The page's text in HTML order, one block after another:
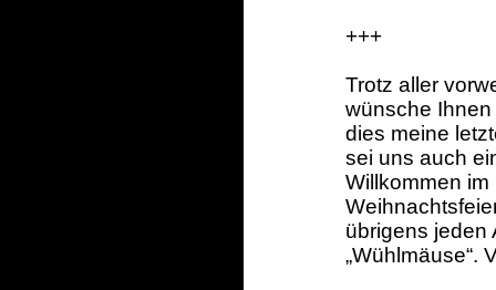
+++
Trotz aller
wünsche
dies meine
sei uns auch
Willkommen
übrigens jeden
„Wühlmäuse“.